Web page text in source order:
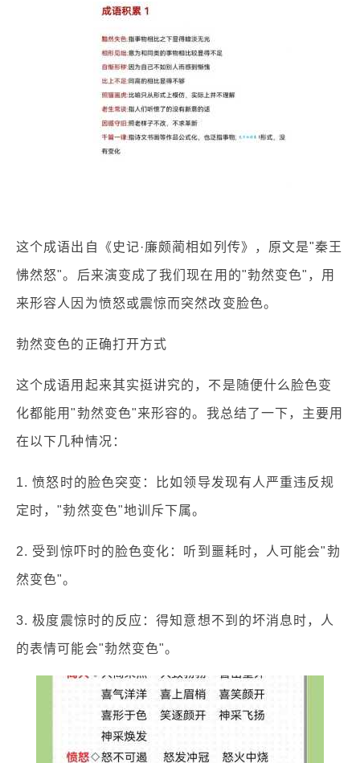
这个成语出自《史记·廉颇蔺相如列传》，原文是"秦王
怫然怒"。后来演变成了我们现在用的"勃然变色"，用
来形容人因为愤怒或震惊而突然改变脸色。
勃然变色的正确打开方式
这个成语用起来其实挺讲究的，不是随便什么脸色变
化都能用"勃然变色"来形容的。我总结了一下，主要用
在以下几种情况：
1. 愤怒时的脸色突变：比如领导发现有人严重违反规
定时，"勃然变色"地训斥下属。
2. 受到惊吓时的脸色变化：听到噩耗时，人可能会"勃
然变色"。
3. 极度震惊时的反应：得知意想不到的坏消息时，人
的表情可能会"勃然变色"。